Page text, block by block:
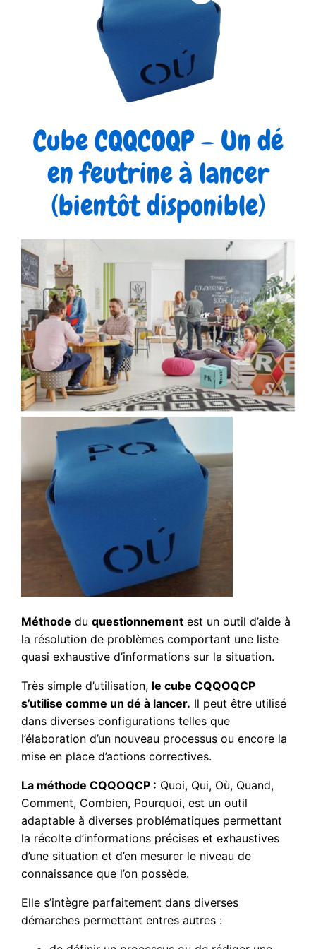
Cube CQQCOQP – Un dé
en feutrine à lancer
(bientôt disponible)
Méthode duquestionnement est un outil d’aide à
la résolution de problèmes comportant une liste
quasi exhaustive d’informations sur la situation.
Très simple d’utilisation, le cube CQQOQCP
s’utilise comme un dé à lancer. Il peut être utilisé
dans diverses configurations telles que
l’élaboration d’un nouveau processus ou encore la
mise en place d’actions correctives.
La méthode CQQOQCP : Quoi, Qui, Où, Quand,
Comment, Combien, Pourquoi, est un outil
adaptable à diverses problématiques permettant
la récolte d’informations précises et exhaustives
d’une situation et d’en mesurer le niveau de
connaissance que l’on possède.
Elle s’intègre parfaitement dans diverses
démarches permettant entres autres :